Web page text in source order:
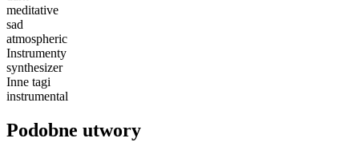
meditative
sad
atmospheric
Instrumenty
synthesizer
Inne tagi
instrumental
Podobne utwory